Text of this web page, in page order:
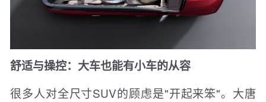
舒适与操控：大车也能有小车的从容
很多人对全尺寸SUV的顾虑是"开起来笨"。大唐